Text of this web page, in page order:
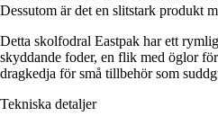
Dessutom är det en slitstark produkt
Detta skolfodral Eastpak har ett
skyddande foder, en flik med öglor
dragkedja för små tillbehör som
Tekniska detaljer